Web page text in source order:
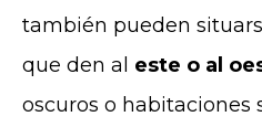
también pueden
que den al este o al
oscuros o habitaciones